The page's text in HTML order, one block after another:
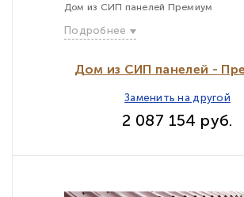
Дом из СИП панелей Премиум
Подробнее
Дом из СИП панелей -
Заменить на другой
2 087 154 руб.